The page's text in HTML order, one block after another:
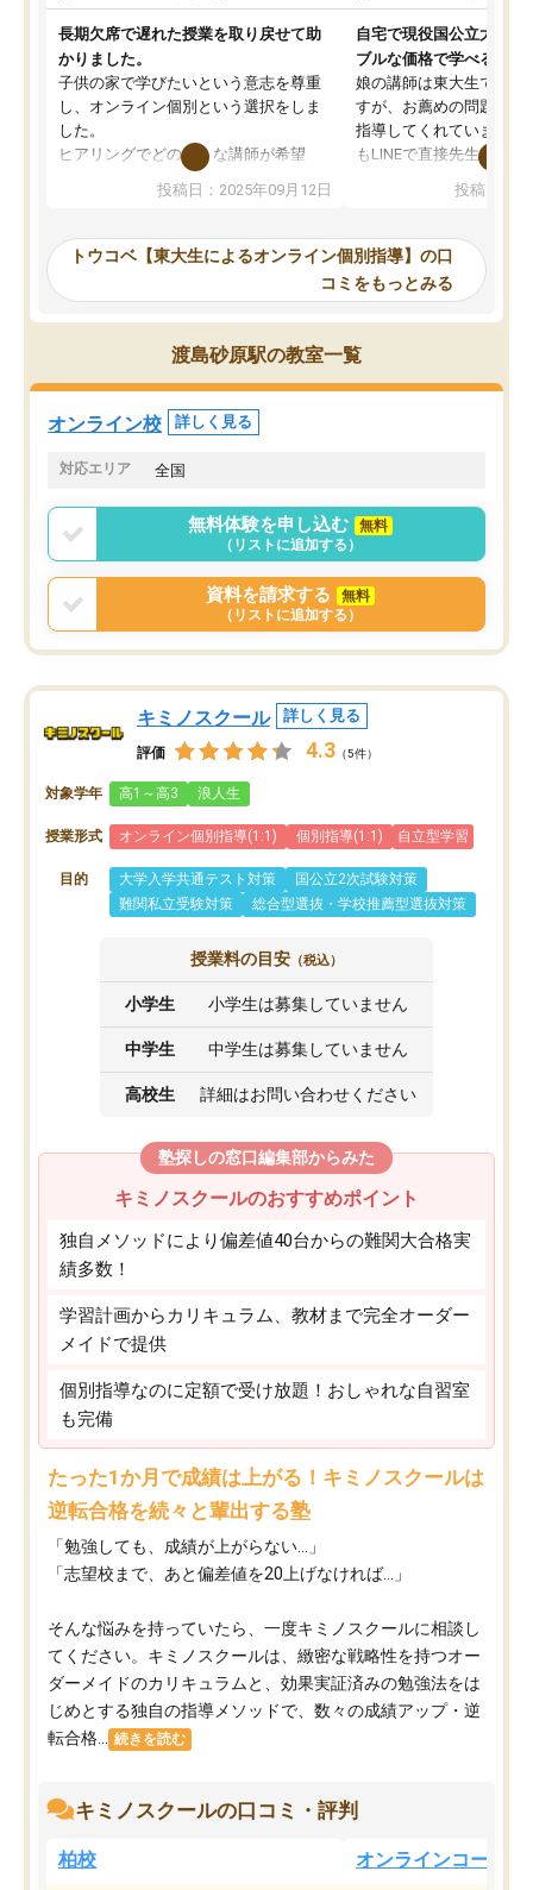
長期欠席で遅れた授業を取り戻せて助
かりました。
子供の家で学びたいという意志を尊重
し、オンライン個別という選択をしま
した。
ヒアリングでどのような講師が希望
か、オプションは付帯するかなど選ぶ
事が出来ました。
ーティングを行い、その講師で良いか
見てから講師を決定する事ができま
す。
うちの子は、初回面談の講師の方で決
オンラインツールを使用した単語帳の
共有があり宿題もそちらで出される形
でした。
言う事で講師変更の申し出があり、あ
まりに短期での変更だった為、塾に通
う事にして退会しました。遅れも取り
戻せ、授業内容や講師の方は良かった
と思います。
投稿日：2025年09月12日
自宅で現役国公立大学生
ブルな価格で学べる
娘の講師は東大生では無
すが、お薦めの問題集や
指導してくれています。
もLINEで直接先生に質問
めれるので、個人に合
いなのがあり(有料)、受
ことをどんなスケジュー
くか相談したのですが、
ち期待したものではなく
内容でした。それでも明
やる気も出ましたし、苦
くなってきたようなので
投稿日：
トウコベ【東大生によるオンライン個別指導】の口
コミをもっとみる
渡島砂原駅の教室一覧
オンライン校 詳しく見る
対応エリア 全国
無料体験を申し込む
無料
（リストに追加する）
資料を請求する
無料
（リストに追加する）
キミノスクール 詳しく見る
評価 4.3 （5件）
対象学年 高1～高3 浪人生
授業形式 オンライン個別指導(1:1) 個別指導(1:1) 自立型学習
目的 大学入学共通テスト対策
国公立2次試験対策
難関私立受験対策
総合型選抜・学校推薦型選抜対策
授業料の目安 （税込）
小学生 小学生は募集していません
中学生 中学生は募集していません
高校生 詳細はお問い合わせください
塾探しの窓口編集部からみた
キミノスクールのおすすめポイント
独自メソッドにより偏差値40台からの難関大合格実
績多数！
学習計画からカリキュラム、教材まで完全オーダー
メイドで提供
個別指導なのに定額で受け放題！おしゃれな自習室
も完備
たった1か月で成績は上がる！キミノスクールは
逆転合格を続々と輩出する塾
「勉強しても、成績が上がらない…」
「志望校まで、あと偏差値を20上げなければ…」
そんな悩みを持っていたら、一度キミノスクールに相談し
てください。キミノスクールは、緻密な戦略性を持つオー
ダーメイドのカリキュラムと、効果実証済みの勉強法をは
じめとする独自の指導メソッドで、数々の成績アップ・逆
転合格...
続きを読む
キミノスクールの口コミ・評判
柏校 オンラインコース